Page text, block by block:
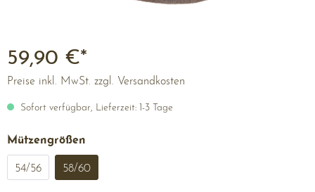
59,90 €*
Preise inkl. MwSt. zzgl. Versandkosten
Sofort verfügbar, Lieferzeit: 1-3 Tage
Mützengrößen
54/56 58/60